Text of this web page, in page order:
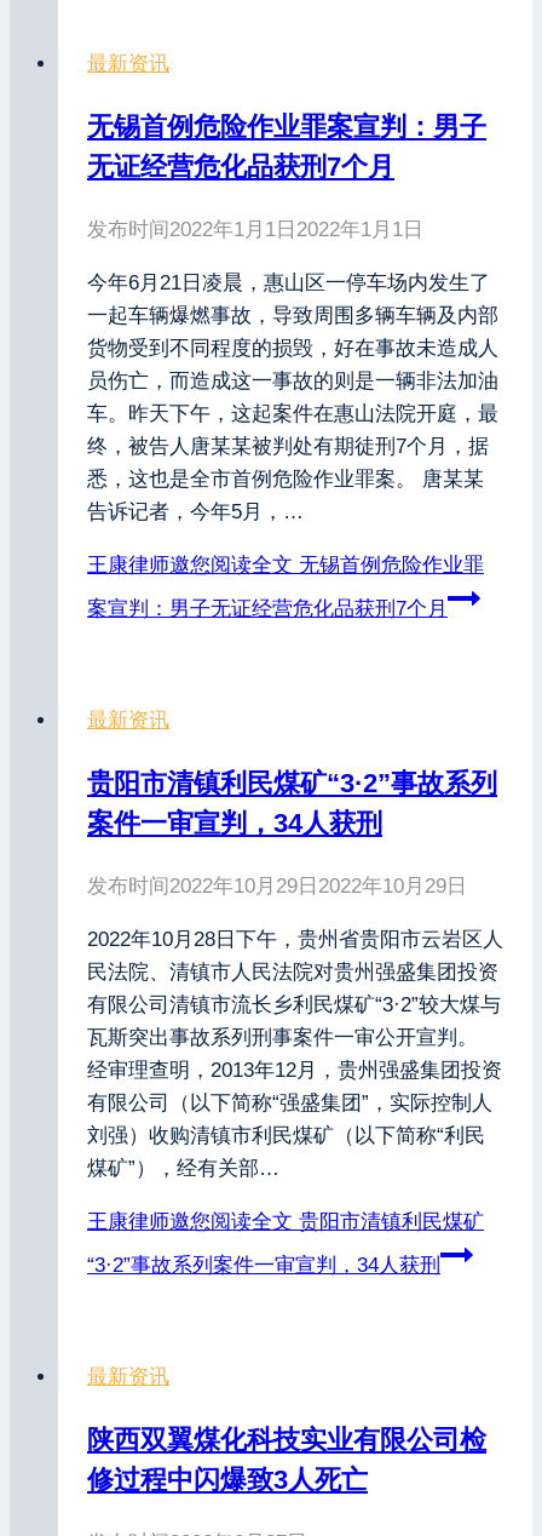
最新资讯
无锡首例危险作业罪案宣判：男子
无证经营危化品获刑7个月
发布时间2022年1月1日 2022年1月1日
今年6月21日凌晨，惠山区一停车场内发生了
一起车辆爆燃事故，导致周围多辆车辆及内部
货物受到不同程度的损毁，好在事故未造成人
员伤亡，而造成这一事故的则是一辆非法加油
车。昨天下午，这起案件在惠山法院开庭，最
终，被告人唐某某被判处有期徒刑7个月，据
悉，这也是全市首例危险作业罪案。 唐某某
告诉记者，今年5月，…
王康律师邀您阅读全文 无锡首例危险作业罪
案宣判：男子无证经营危化品获刑7个月
最新资讯
贵阳市清镇利民煤矿“3·2”事故系列
案件一审宣判，34人获刑
发布时间2022年10月29日 2022年10月29日
2022年10月28日下午，贵州省贵阳市云岩区人
民法院、清镇市人民法院对贵州强盛集团投资
有限公司清镇市流长乡利民煤矿“3·2”较大煤与
瓦斯突出事故系列刑事案件一审公开宣判。
经审理查明，2013年12月，贵州强盛集团投资
有限公司（以下简称“强盛集团”，实际控制人
刘强）收购清镇市利民煤矿（以下简称“利民
煤矿”），经有关部…
王康律师邀您阅读全文 贵阳市清镇利民煤矿
“3·2”事故系列案件一审宣判，34人获刑
最新资讯
陕西双翼煤化科技实业有限公司检
修过程中闪爆致3人死亡